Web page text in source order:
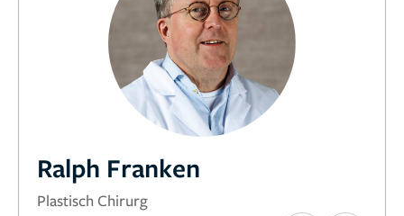
Ralph Franken
Plastisch Chirurg